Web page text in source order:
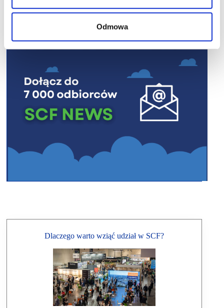
Odmowa
Dlaczego warto wziąć udział w SCF?